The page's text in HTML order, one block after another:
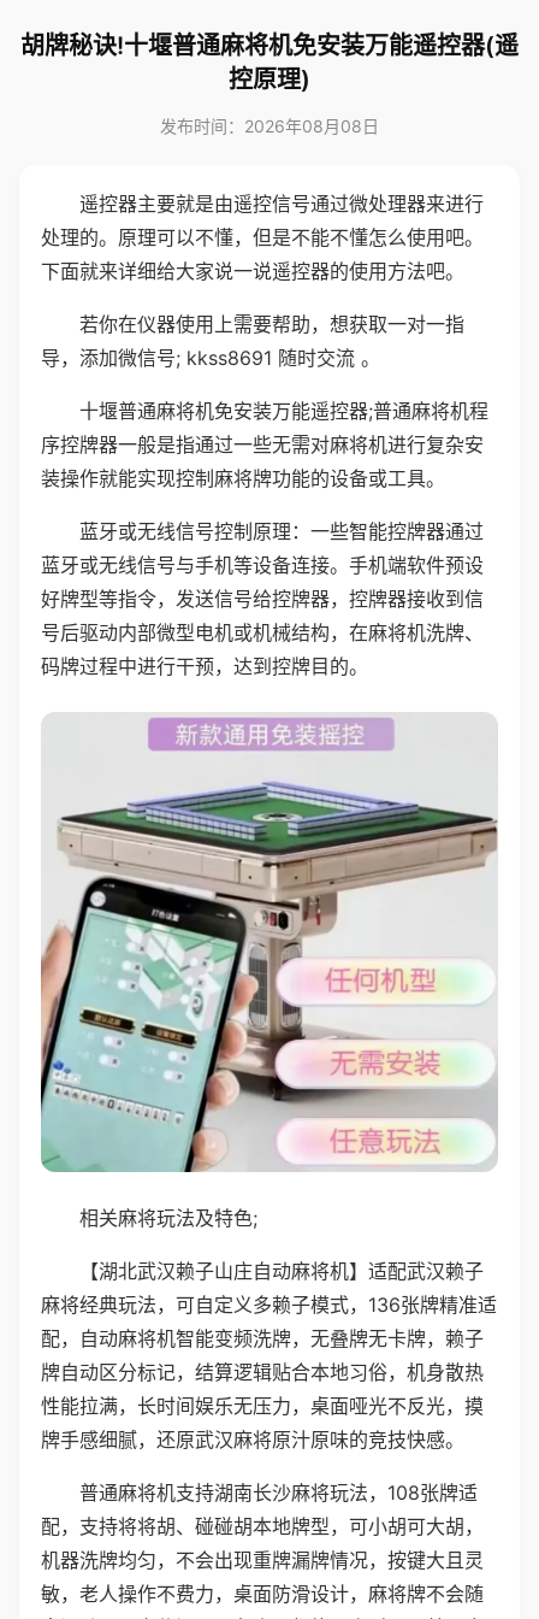
胡牌秘诀!十堰普通麻将机免安装万能遥控器(遥
控原理)
发布时间：2026年08月08日
遥控器主要就是由遥控信号通过微处理器来进行
处理的。原理可以不懂，但是不能不懂怎么使用吧。
下面就来详细给大家说一说遥控器的使用方法吧。
若你在仪器使用上需要帮助，想获取一对一指
导，添加微信号; kkss8691 随时交流 。
十堰普通麻将机免安装万能遥控器;普通麻将机程
序控牌器一般是指通过一些无需对麻将机进行复杂安
装操作就能实现控制麻将牌功能的设备或工具。
蓝牙或无线信号控制原理：一些智能控牌器通过
蓝牙或无线信号与手机等设备连接。手机端软件预设
好牌型等指令，发送信号给控牌器，控牌器接收到信
号后驱动内部微型电机或机械结构，在麻将机洗牌、
码牌过程中进行干预，达到控牌目的。
相关麻将玩法及特色;
【湖北武汉赖子山庄自动麻将机】适配武汉赖子
麻将经典玩法，可自定义多赖子模式，136张牌精准适
配，自动麻将机智能变频洗牌，无叠牌无卡牌，赖子
牌自动区分标记，结算逻辑贴合本地习俗，机身散热
性能拉满，长时间娱乐无压力，桌面哑光不反光，摸
牌手感细腻，还原武汉麻将原汁原味的竞技快感。
普通麻将机支持湖南长沙麻将玩法，108张牌适
配，支持将将胡、碰碰胡本地牌型，可小胡可大胡，
机器洗牌均匀，不会出现重牌漏牌情况，按键大且灵
敏，老人操作不费力，桌面防滑设计，麻将牌不会随